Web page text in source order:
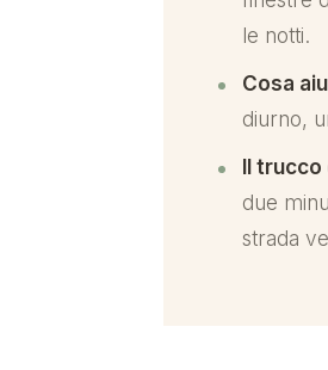
le notti.
Cosa
diurno,
Il trucco
due
strada